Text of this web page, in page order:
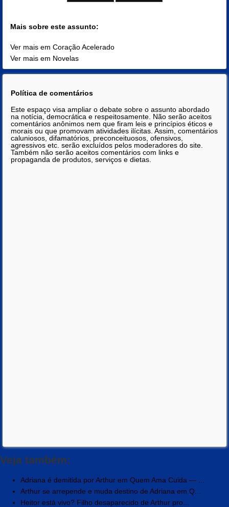
Mais sobre este assunto:
Ver mais em Coração Acelerado
Ver mais em Novelas
Política de comentários
Este espaço visa ampliar o debate sobre o assunto abordado
na notícia, democrática e respeitosamente. Não serão aceitos
comentários anônimos nem que firam leis e princípios éticos e
morais ou que promovam atividades ilícitas. Assim, comentários
caluniosos, difamatórios, preconceituosos, ofensivos,
agressivos etc. serão excluídos pelos moderadores do site.
Também não serão aceitos comentários com links e
propaganda de produtos, serviços e dietas.
Veja também:
Adriana é demitida por Arthur em Quem Ama Cuida — ...
Arthur se arrepende e muda destino de Adriana em Q...
Heitor está vivo? Filho desaparecido de Arthur pro...